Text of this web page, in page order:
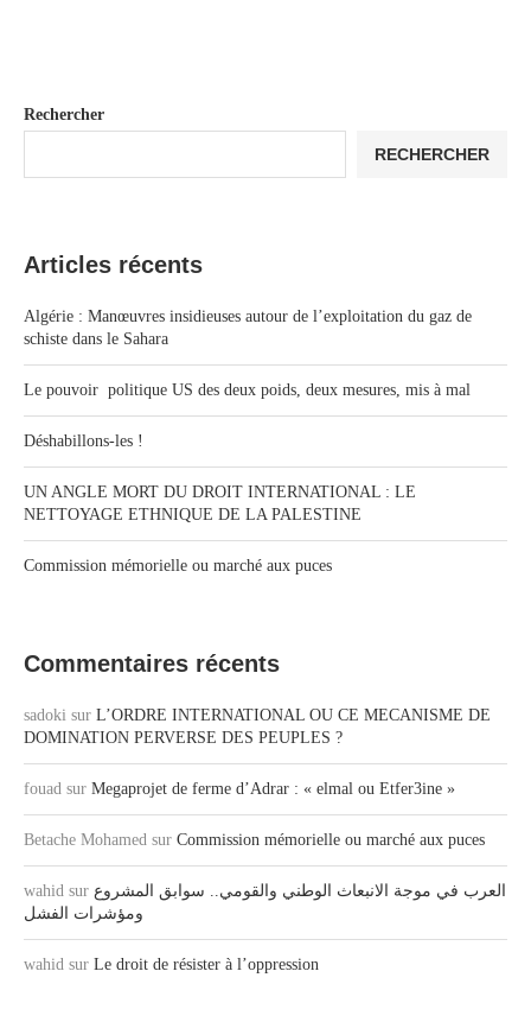
Rechercher
RECHERCHER
Articles récents
Algérie : Manœuvres insidieuses autour de l’exploitation du gaz de
schiste dans le Sahara
Le pouvoir politique US des deux poids, deux mesures, mis à mal
Déshabillons-les !
UN ANGLE MORT DU DROIT INTERNATIONAL : LE
NETTOYAGE ETHNIQUE DE LA PALESTINE
Commission mémorielle ou marché aux puces
Commentaires récents
sadoki sur L’ORDRE INTERNATIONAL OU CE MECANISME DE
DOMINATION PERVERSE DES PEUPLES ?
fouad sur Megaprojet de ferme d’Adrar : « elmal ou Etfer3ine »
Betache Mohamed sur Commission mémorielle ou marché aux puces
wahid sur العرب في موجة الانبعاث الوطني والقومي.. سوابق المشروع
ومؤشرات الفشل
wahid sur Le droit de résister à l’oppression